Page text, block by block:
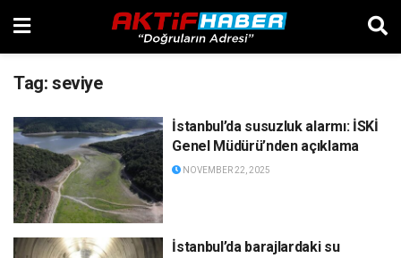
Tag: seviye
İstanbul’da susuzluk alarmı: İSKİ
Genel Müdürü’nden açıklama
NOVEMBER 22, 2025
İstanbul’da barajlardaki su